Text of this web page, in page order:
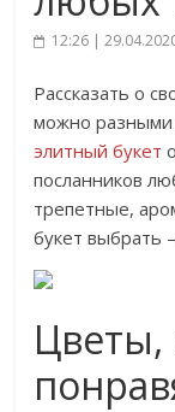
12:26 |
Рассказать о
можно разными
элитный букет
посланников
трепетные,
букет выбрать
Цветы,